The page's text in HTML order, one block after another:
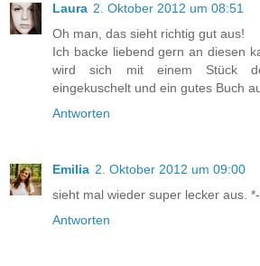
Laura 2. Oktober 2012 um 08:51
Oh man, das sieht richtig gut aus!
Ich backe liebend gern an diesen
wird sich mit einem Stück
eingekuschelt und ein gutes Buch
Antworten
Emilia 2. Oktober 2012 um 09:00
sieht mal wieder super lecker aus.
Antworten